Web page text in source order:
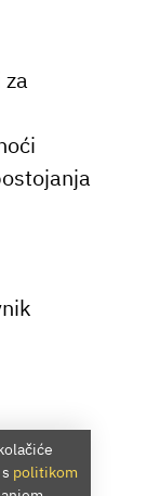
za
politikom